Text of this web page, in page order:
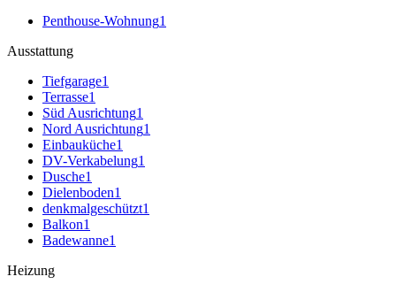
Penthouse-Wohnung1
Ausstattung
Tiefgarage1
Terrasse1
Süd Ausrichtung1
Nord Ausrichtung1
Einbauküche1
DV-Verkabelung1
Dusche1
Dielenboden1
denkmalgeschützt1
Balkon1
Badewanne1
Heizung